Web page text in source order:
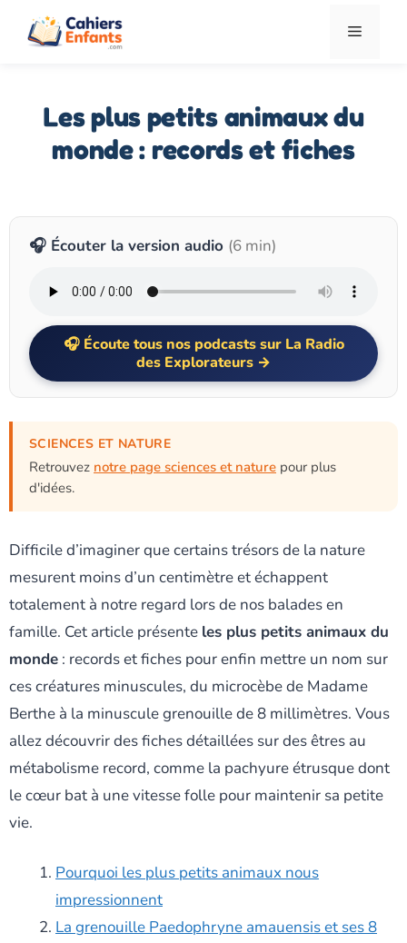
Menu
Les plus petits animaux du
monde : records et fiches
🎧 Écouter la version audio (6 min)
Écoute tous nos podcasts sur La Radio
des Explorateurs →
SCIENCES ET NATURE
Retrouvez notre page sciences et nature pour plus
d'idées.
Difficile d’imaginer que certains trésors de la nature
mesurent moins d’un centimètre et échappent
totalement à notre regard lors de nos balades en
famille. Cet article présente les plus petits animaux du
monde : records et fiches pour enfin mettre un nom sur
ces créatures minuscules, du microcèbe de Madame
Berthe à la minuscule grenouille de 8 millimètres. Vous
allez découvrir des fiches détaillées sur des êtres au
métabolisme record, comme la pachyure étrusque dont
le cœur bat à une vitesse folle pour maintenir sa petite
vie.
Pourquoi les plus petits animaux nous
impressionnent
La grenouille Paedophryne amauensis et ses 8